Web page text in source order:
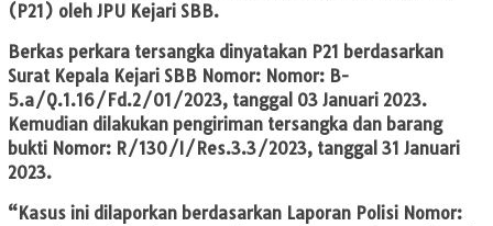
(P21) oleh JPU Kejari SBB.
Berkas perkara tersangka dinyatakan P21 berdasarkan
Surat Kepala Kejari SBB Nomor: Nomor: B-
5.a/Q.1.16/Fd.2/01/2023, tanggal 03 Januari 2023.
Kemudian dilakukan pengiriman tersangka dan barang
bukti Nomor: R/130/I/Res.3.3/2023, tanggal 31 Januari
2023.
“Kasus ini dilaporkan berdasarkan Laporan Polisi Nomor: